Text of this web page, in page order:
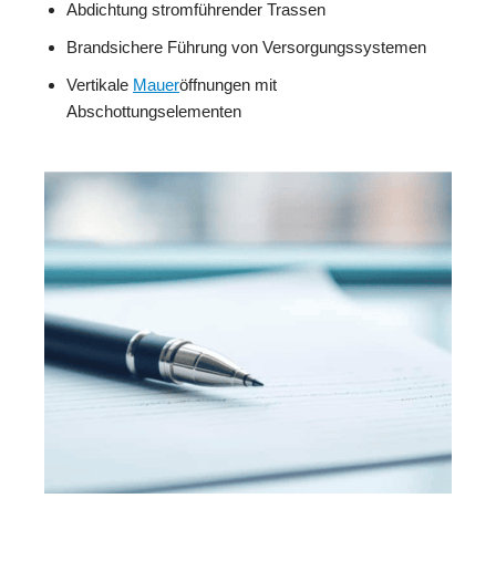
Abdichtung stromführender Trassen
Brandsichere Führung von Versorgungssystemen
Vertikale Maueröffnungen mit
Abschottungselementen